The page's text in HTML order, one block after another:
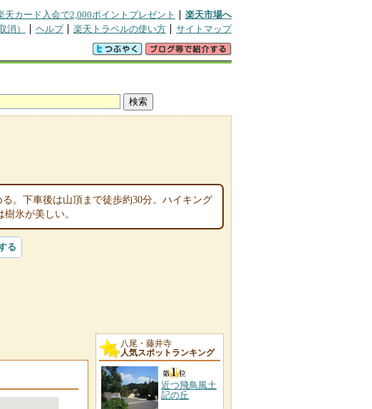
天カード入会で2,000ポイントプレゼント
楽天市場へ
消） ヘルプ 楽天トラベルの使い方 サイトマップ
。下車後は山頂まで徒歩約30分。ハイキング
氷が美しい。
る
八尾・藤井寺
人気スポットランキング
近つ飛鳥風土
記の丘